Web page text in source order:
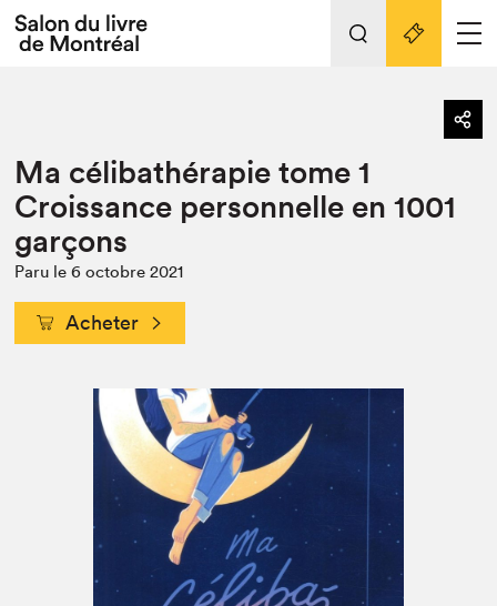
Espace médias
Espace exposant⋅e⋅s
Espace enseignant·e·s
Espace pro
Actualités
Vidéos et Balados
Club de lecture Braindate
Nos activités
Édition 2022
Nous connaître
Projets partenaires 2022
Archives
Liens pratiques
Ma célibathérapie tome 1
Croissance personnelle en 1001
garçons
Paru le 6 octobre 2021
Acheter